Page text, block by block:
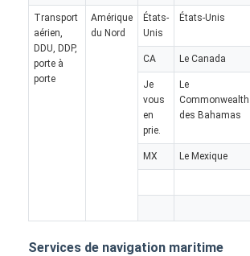
Transport
aérien,
DDU, DDP,
porte à
porte
Amérique
du Nord
États-
Unis
États-Unis
CA Le Canada
Je
vous
en
prie.
Le
Commonwealth
des Bahamas
MX Le Mexique
Services de navigation maritime